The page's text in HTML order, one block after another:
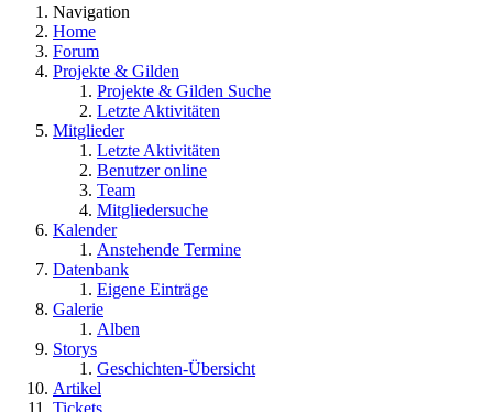
Navigation
Home
Forum
Projekte & Gilden
Projekte & Gilden Suche
Letzte Aktivitäten
Mitglieder
Letzte Aktivitäten
Benutzer online
Team
Mitgliedersuche
Kalender
Anstehende Termine
Datenbank
Eigene Einträge
Galerie
Alben
Storys
Geschichten-Übersicht
Artikel
Tickets